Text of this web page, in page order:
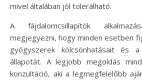
mivel általában jól tolerálható.
A fájdalomcsillapítók
megjegyezni, hogy minden esetben
gyógyszerek kölcsönhatásait és
állapotát. A legjobb megoldás
konzultáció, aki a legmegfelelőbb